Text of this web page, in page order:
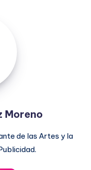
Moreno
de las Artes y la